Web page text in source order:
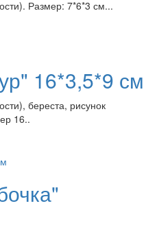
Размер: 7*6*3 см...
16*3,5*9 см
береста, рисунок
16..